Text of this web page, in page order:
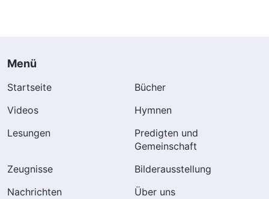
Menü
Startseite
Bücher
Videos
Hymnen
Lesungen
Predigten und
Gemeinschaft
Zeugnisse
Bilderausstellung
Nachrichten
Über uns